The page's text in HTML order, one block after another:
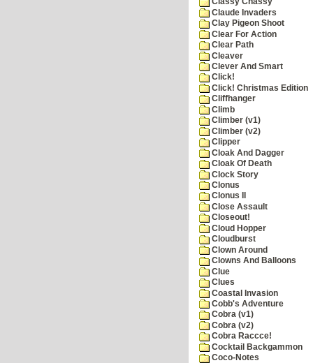
Claude Invaders
Clay Pigeon Shoot
Clear For Action
Clear Path
Cleaver
Clever And Smart
Click!
Click! Christmas Edition
Cliffhanger
Climb
Climber (v1)
Climber (v2)
Clipper
Cloak And Dagger
Cloak Of Death
Clock Story
Clonus
Clonus II
Close Assault
Closeout!
Cloud Hopper
Cloudburst
Clown Around
Clowns And Balloons
Clue
Clues
Coastal Invasion
Cobb's Adventure
Cobra (v1)
Cobra (v2)
Cobra Raccce!
Cocktail Backgammon
Coco-Notes